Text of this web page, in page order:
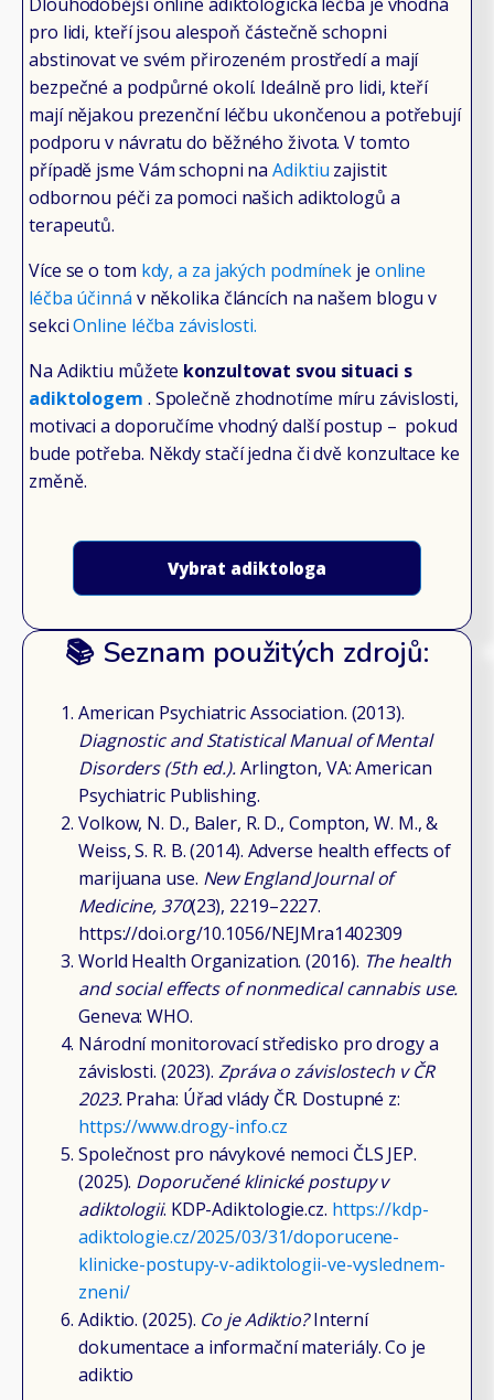
pro lidi, kteří jsou alespoň částečně schopni
abstinovat ve svém přirozeném prostředí a mají
bezpečné a podpůrné okolí. Ideálně pro lidi, kteří
mají nějakou prezenční léčbu ukončenou a potřebují
podporu v návratu do běžného života. V tomto
případě jsme Vám schopni na Adiktiu zajistit
odbornou péči za pomoci našich adiktologů a
terapeutů.
Více se o tom kdy, a za jakých podmínek je online
léčba účinná v několika článcích na našem blogu v
sekciOnline léčba závislosti.
Na Adiktiu můžete konzultovat svou situaci s
adiktologem . Společně zhodnotíme míru závislosti,
motivaci a doporučíme vhodný další postup – pokud
bude potřeba. Někdy stačí jedna či dvě konzultace ke
změně.
Vybrat adiktologa
📚 Seznam použitých zdrojů:
American Psychiatric Association. (2013).
Diagnostic and Statistical Manual of Mental
Disorders (5th ed.).Arlington, VA: American
Psychiatric Publishing.
Volkow, N. D., Baler, R. D., Compton, W. M., &
Weiss, S. R. B. (2014). Adverse health effects of
marijuana use. New England Journal of
Medicine, 370(23), 2219–2227.
https://doi.org/10.1056/NEJMra1402309
World Health Organization. (2016). The health
and social effects of nonmedical cannabis use.
Geneva: WHO.
Národní monitorovací středisko pro drogy a
závislosti. (2023).Zpráva o závislostech v ČR
2023.Praha: Úřad vlády ČR. Dostupné z:
https://www.drogy-info.cz
Společnost pro návykové nemoci ČLS JEP.
(2025). Doporučené klinické postupy v
adiktologii. KDP-Adiktologie.cz. https://kdp-
adiktologie.cz/2025/03/31/doporucene-
klinicke-postupy-v-adiktologii-ve-vyslednem-
zneni/
Adiktio. (2025). Co je Adiktio?Interní
dokumentace a informační materiály. Co je
adiktio